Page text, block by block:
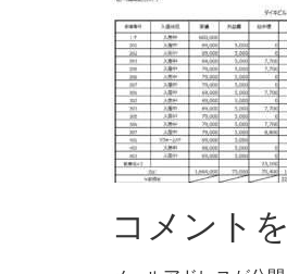
コメント